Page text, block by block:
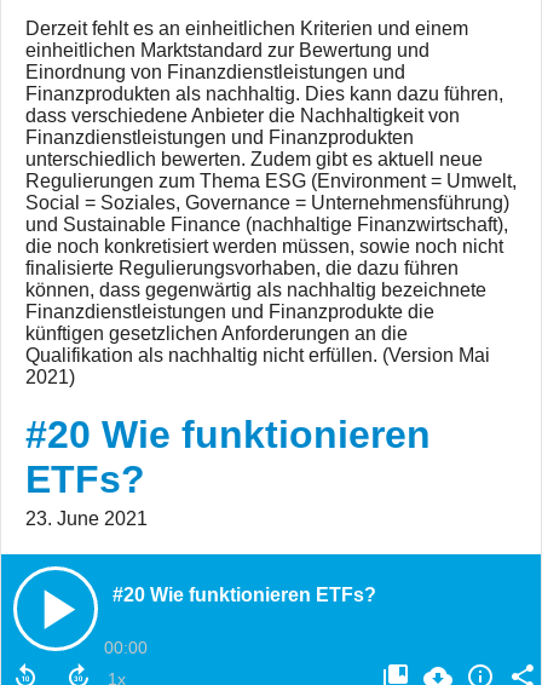
Derzeit fehlt es an einheitlichen Kriterien und einem
einheitlichen Marktstandard zur Bewertung und
Einordnung von Finanzdienstleistungen und
Finanzprodukten als nachhaltig. Dies kann dazu führen,
dass verschiedene Anbieter die Nachhaltigkeit von
Finanzdienstleistungen und Finanzprodukten
unterschiedlich bewerten. Zudem gibt es aktuell neue
Regulierungen zum Thema ESG (Environment = Umwelt,
Social = Soziales, Governance = Unternehmensführung)
und Sustainable Finance (nachhaltige Finanzwirtschaft),
die noch konkretisiert werden müssen, sowie noch nicht
finalisierte Regulierungsvorhaben, die dazu führen
können, dass gegenwärtig als nachhaltig bezeichnete
Finanzdienstleistungen und Finanzprodukte die
künftigen gesetzlichen Anforderungen an die
Qualifikation als nachhaltig nicht erfüllen. (Version Mai
2021)
#20 Wie funktionieren
ETFs?
23. June 2021
#20 Wie funktionieren ETFs?
00:00